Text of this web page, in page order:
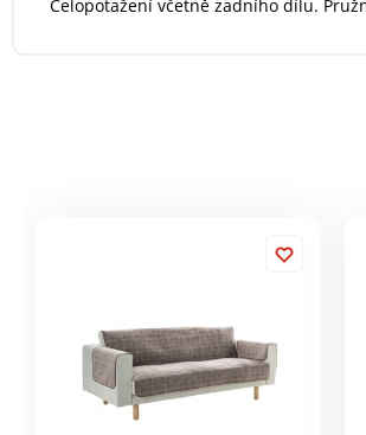
Celopotažení včetně zadního dílu.